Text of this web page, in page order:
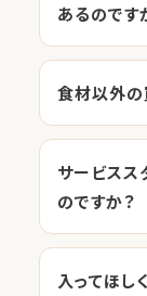
あるのです
食材以外の
サービスス
のですか？
入ってほし